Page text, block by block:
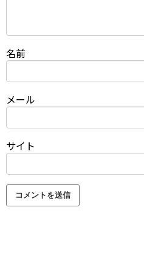
名前
メール
サイト